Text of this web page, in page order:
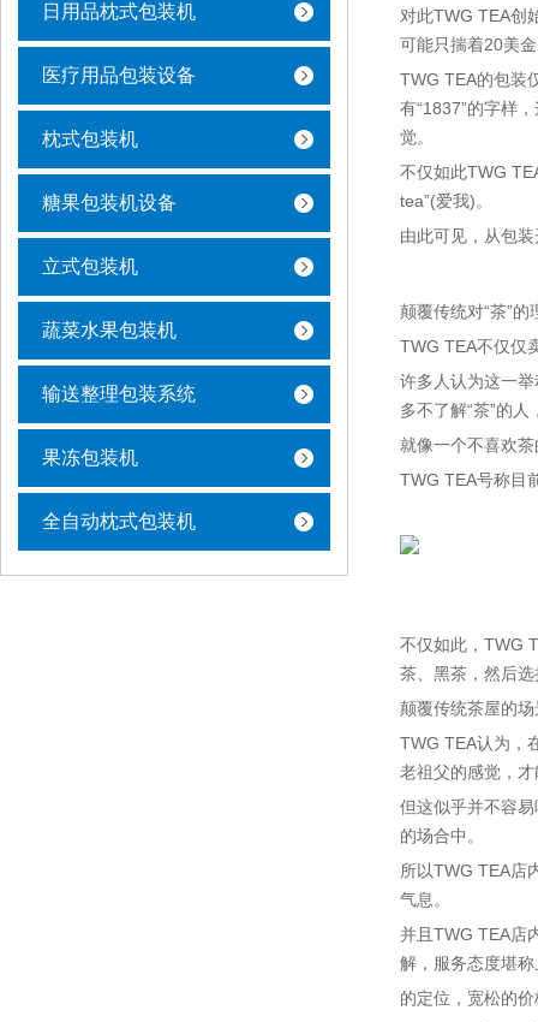
日用品枕式包装机
医疗用品包装设备
枕式包装机
糖果包装机设备
立式包装机
蔬菜水果包装机
输送整理包装系统
果冻包装机
全自动枕式包装机
对此TWG TEA创
可能只揣着20美
TWG TEA的包装
有“1837”的字样
觉。
不仅如此TWG
tea”(爱我)。
由此可见，从包
颠覆传统对“茶”的
TWG TEA不仅仅
许多人认为这一
多不了解“茶”的
就像一个不喜欢
TWG TEA号称目
不仅如此，TWG
茶、黑茶，然后
颠覆传统茶屋的
TWG TEA认为，
老祖父的感觉，
但这似乎并不容
的场合中。
所以TWG TEA店
气息。
并且TWG TEA店
解，服务态度堪
的定位，宽松的价